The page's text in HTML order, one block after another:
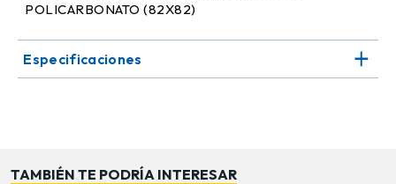
POLICARBONATO (82X82)
Especificaciones
TAMBIÉN TE PODRÍA INTERESAR